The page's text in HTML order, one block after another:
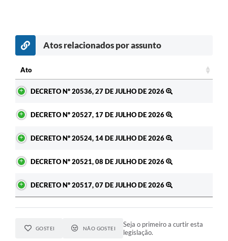
Atos relacionados por assunto
Ato
DECRETO Nº 20536, 27 DE JULHO DE 2026
DECRETO Nº 20527, 17 DE JULHO DE 2026
DECRETO Nº 20524, 14 DE JULHO DE 2026
DECRETO Nº 20521, 08 DE JULHO DE 2026
DECRETO Nº 20517, 07 DE JULHO DE 2026
GOSTEI NÃO GOSTEI
Seja o primeiro a curtir esta
legislação.